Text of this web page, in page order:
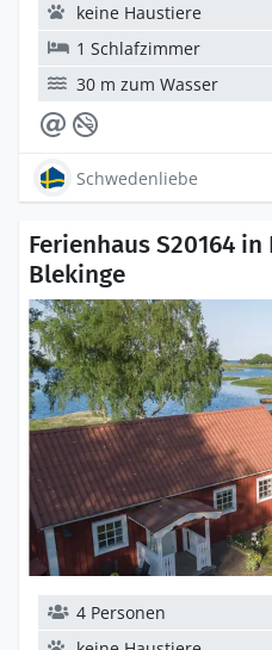
keine Haustiere
1 Schlafzimmer
30 m zum Wasser
Schwedenliebe
Ferienhaus S20164
Blekinge
4 Personen